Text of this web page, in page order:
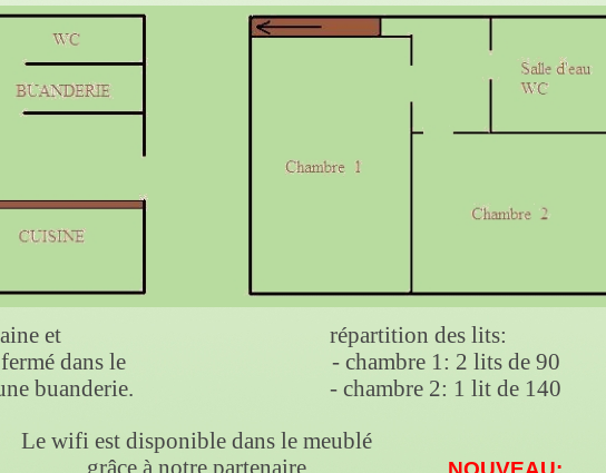
et
dans le
buanderie.
répartition des lits:
- chambre 1: 2 lits de 90
- chambre 2: 1 lit de 140
Le wifi est disponible dans le meublé
grâce à notre partenaire